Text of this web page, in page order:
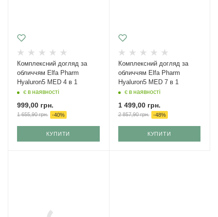
Комплексний догляд за
обличчям Elfa Pharm
Hyaluron5 MED 4 в 1
є в наявності
999,00 грн.
1 655,90грн. -40%
КУПИТИ
Комплексний догляд за
обличчям Elfa Pharm
Hyaluron5 MED 7 в 1
є в наявності
1 499,00грн.
2 857,90грн. -48%
КУПИТИ